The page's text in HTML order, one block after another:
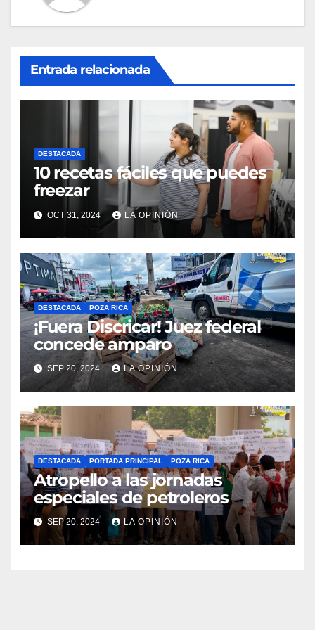
Entrada relacionada
DESTACADA
10 recetas fáciles que puedes
freezar
OCT 31, 2024 LA OPINIÓN
DESTACADA POZA RICA
¡Fuera Discricar! Juez federal
concede amparo
SEP 20, 2024 LA OPINIÓN
DESTACADA PORTADA PRINCIPAL POZA RICA
Atropello a las jornadas
especiales de petroleros
SEP 20, 2024 LA OPINIÓN